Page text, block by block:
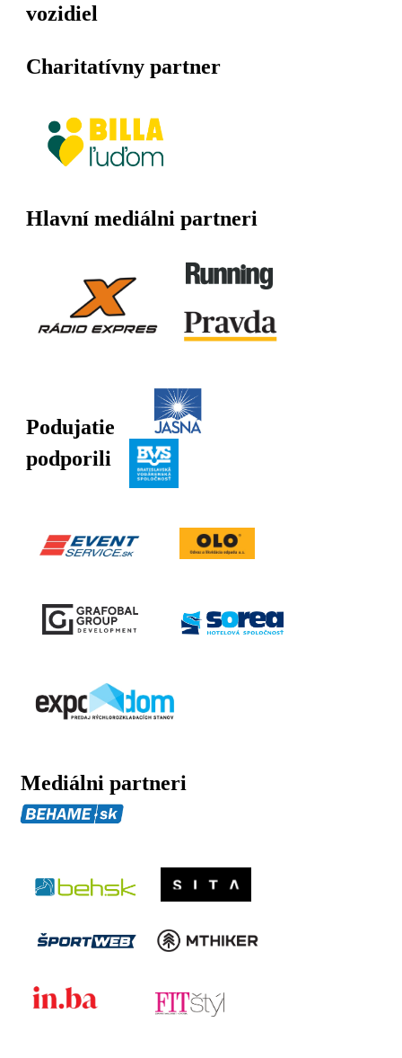
vozidiel
Charitatívny partner
Hlavní mediálni partneri
Podujatie
podporili
Mediálni partneri